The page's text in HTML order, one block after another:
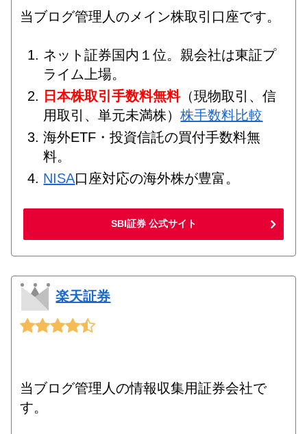
当ブログ管理人のメイン株取引口座です。
ネット証券国内１位。親会社は東証プ
ライム上場。
日本株取引手数料無料（現物取引、信
用取引、単元未満株）株手数料比較
海外ETF・投資信託の買付手数料無
料。
NISA口座対応の海外株が豊富。
SBI証券 公式サイト
楽天証券
当ブログ管理人の情報収集用証券会社で
す。